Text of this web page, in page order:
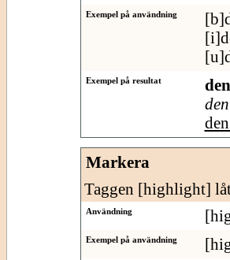
Exempel på användning
Exempel på resultat
Markera
Taggen [highlight]
Användning
Exempel på användning